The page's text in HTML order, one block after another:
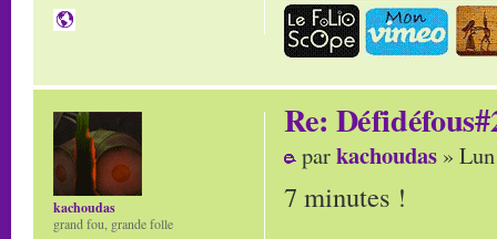
Re:
parkachoudas »
7 minutes !
kachoudas
grand fou, grande folle